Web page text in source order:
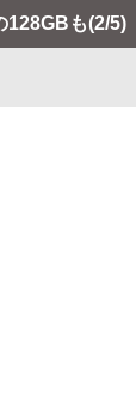
128GBも(2/5)